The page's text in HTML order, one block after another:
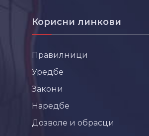
Корисни линкови
Правилници
Уредбе
Закони
Наредбе
Дозволе и обрасци